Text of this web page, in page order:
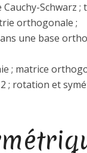
Schwarz
orthogonale ;
une base
; matrice
; rotation et